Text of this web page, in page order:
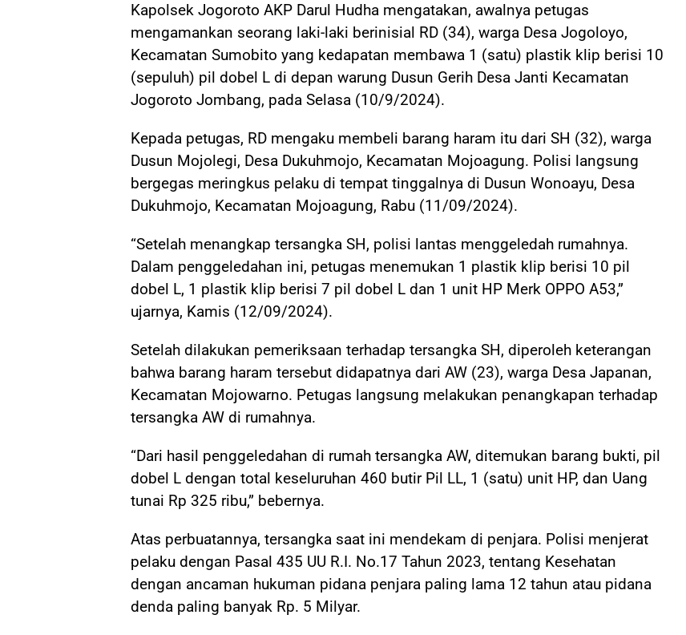
Kapolsek Jogoroto AKP Darul Hudha mengatakan, awalnya petugas
mengamankan seorang laki-laki berinisial RD (34), warga Desa Jogoloyo,
Kecamatan Sumobito yang kedapatan membawa 1 (satu) plastik klip berisi 10
(sepuluh) pil dobel L di depan warung Dusun Gerih Desa Janti Kecamatan
Jogoroto Jombang, pada Selasa (10/9/2024).
Kepada petugas, RD mengaku membeli barang haram itu dari SH (32), warga
Dusun Mojolegi, Desa Dukuhmojo, Kecamatan Mojoagung. Polisi langsung
bergegas meringkus pelaku di tempat tinggalnya di Dusun Wonoayu, Desa
Dukuhmojo, Kecamatan Mojoagung, Rabu (11/09/2024).
“Setelah menangkap tersangka SH, polisi lantas menggeledah rumahnya.
Dalam penggeledahan ini, petugas menemukan 1 plastik klip berisi 10 pil
dobel L, 1 plastik klip berisi 7 pil dobel L dan 1 unit HP Merk OPPO A53,”
ujarnya, Kamis (12/09/2024).
Setelah dilakukan pemeriksaan terhadap tersangka SH, diperoleh keterangan
bahwa barang haram tersebut didapatnya dari AW (23), warga Desa Japanan,
Kecamatan Mojowarno. Petugas langsung melakukan penangkapan terhadap
tersangka AW di rumahnya.
“Dari hasil penggeledahan di rumah tersangka AW, ditemukan barang bukti, pil
dobel L dengan total keseluruhan 460 butir Pil LL, 1 (satu) unit HP, dan Uang
tunai Rp 325 ribu,” bebernya.
Atas perbuatannya, tersangka saat ini mendekam di penjara. Polisi menjerat
pelaku dengan Pasal 435 UU R.I. No.17 Tahun 2023, tentang Kesehatan
dengan ancaman hukuman pidana penjara paling lama 12 tahun atau pidana
denda paling banyak Rp. 5 Milyar.